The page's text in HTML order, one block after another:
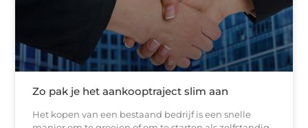
Zo pak je het aankooptraject slim aan
Het kopen van een bestaand bedrijf is een snelle